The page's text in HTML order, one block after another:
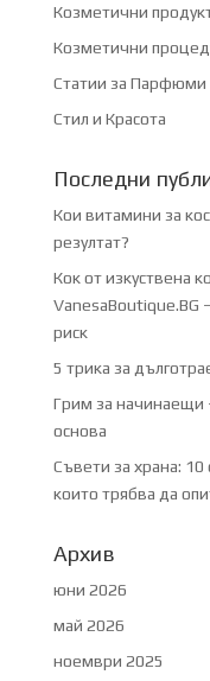
Козметични
Козметични
Статии за Парфюми
Стил и Красота
Последни
Кои витамини за
резултат?
Кок от изкуствена
VanesaBoutique.BG
риск
5 трика за
Грим за начинаещи
основа
Съвети за храна: 10
които трябва да
Архив
юни 2026
май 2026
ноември 2025